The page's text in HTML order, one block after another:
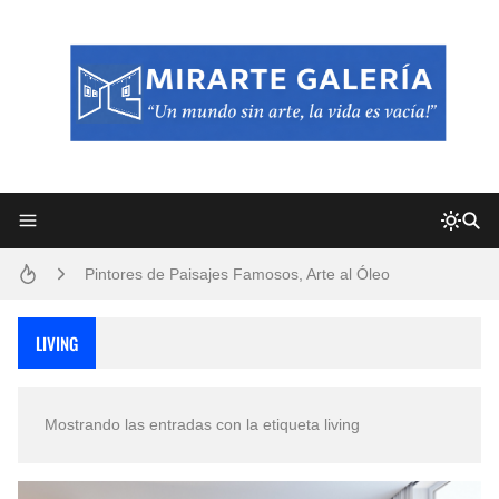
Pintores de Paisajes Famosos, Arte al Óleo
LIVING
Mostrando las entradas con la etiqueta living